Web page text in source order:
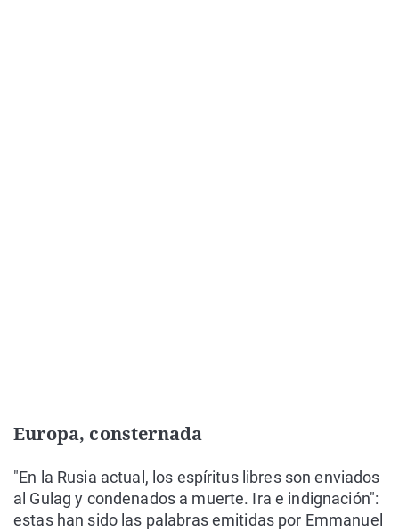
Europa, consternada
"En la Rusia actual, los espíritus libres son enviados
al Gulag y condenados a muerte. Ira e indignación":
estas han sido las palabras emitidas por Emmanuel